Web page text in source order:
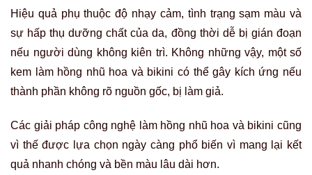
Hiệu quả phụ thuộc độ nhạy cảm, tình trạng sạm màu và
sự hấp thụ dưỡng chất của da, đồng thời dễ bị gián đoạn
nếu người dùng không kiên trì. Không những vậy, một số
kem làm hồng nhũ hoa và bikini có thể gây kích ứng nếu
thành phần không rõ nguồn gốc, bị làm giả.
Các giải pháp công nghệ làm hồng nhũ hoa và bikini cũng
vì thế được lựa chọn ngày càng phổ biến vì mang lại kết
quả nhanh chóng và bền màu lâu dài hơn.